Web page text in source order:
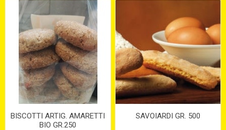
BISCOTTI ARTIG. AMARETTI
BIO GR.250
SAVOIARDI GR. 500